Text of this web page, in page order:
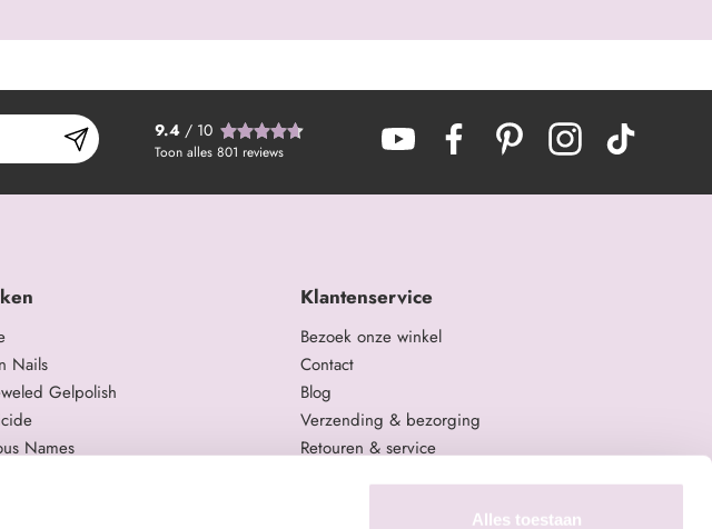
Alles toestaan
9.4/ 10
Toon alles 801 reviews
Nails
Gelpolish
Names
Klantenservice
Bezoek onze winkel
Contact
Blog
Verzending & bezorging
Retouren & service